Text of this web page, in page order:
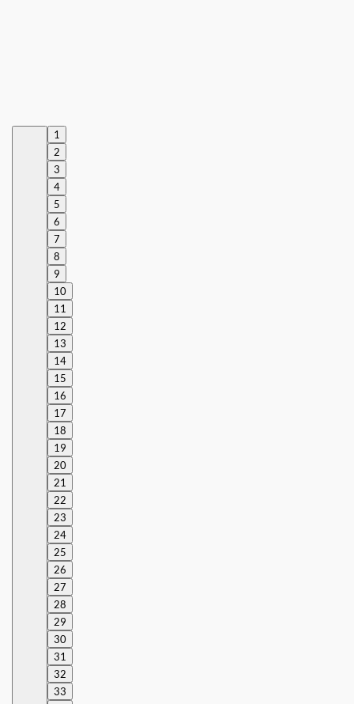
1
2
3
4
5
6
7
8
9
10
11
12
13
14
15
16
17
18
19
20
21
22
23
24
25
26
27
28
29
30
31
32
33